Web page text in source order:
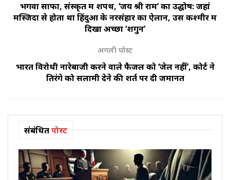
भगवा साफा, संस्कृत में शपथ, ‘जय श्री राम’ का उद्घोष: जहां
मस्जिदों से होता था हिंदुओं के नरसंहार का ऐलान, उस कश्मीर में
दिखा अच्छा ‘शगुन’
अगली पोस्ट
भारत विरोधी नारेबाजी करने वाले फैजल को ‘जेल नहीं’, कोर्ट ने
तिरंगे को सलामी देने की शर्त पर दी जमानत
संबंधितपोस्ट